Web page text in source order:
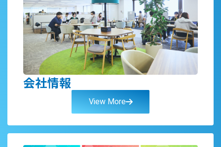
会社情報
View More